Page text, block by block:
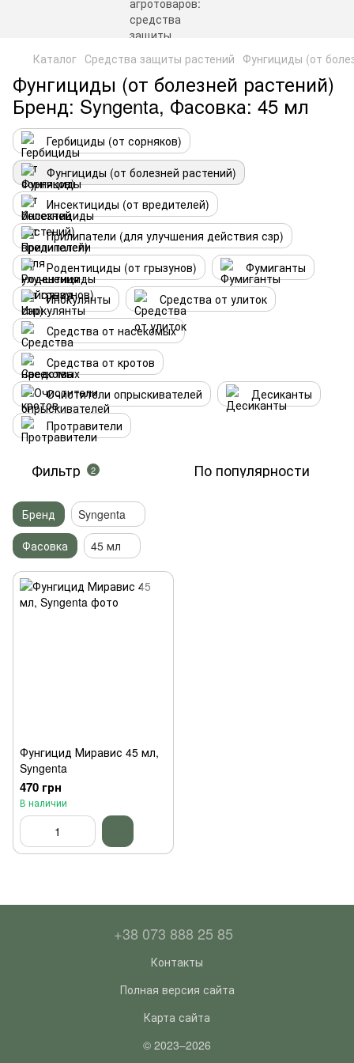
Каталог Средства защиты растений Фунгициды (от
Фунгициды (от болезней растений)
Бренд: Syngenta, Фасовка: 45 мл
Гербициды (от сорняков)
Фунгициды (от болезней растений)
Инсектициды (от вредителей)
Прилипатели (для улучшения действия сзр)
Родентициды (от грызунов)
Фумиганты
Инокулянты
Средства от улиток
Средства от насекомых
Средства от кротов
Очистители опрыскивателей
Десиканты
Протравители
Фильтр 2 По популярности
Бренд
Syngenta
Фасовка
45 мл
Фунгицид Миравис 45 мл,
Syngenta
470 грн
В наличии
+38 073 888 25 85
Контакты
Полная версия сайта
Карта сайта
© 2023–2026